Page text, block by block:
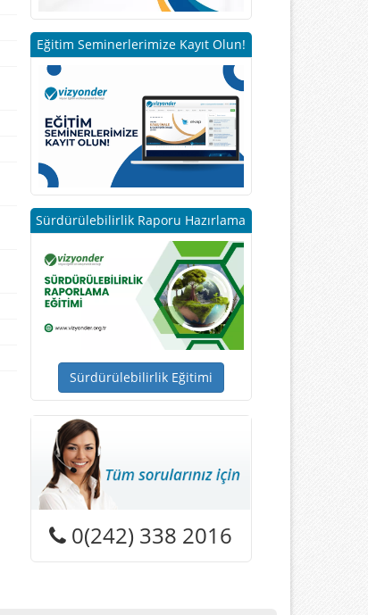
Eğitim Seminerlerimize Kayıt Olun!
Sürdürülebilirlik Raporu Hazırlama
Sürdürülebilirlik Eğitimi
0(242) 338 2016